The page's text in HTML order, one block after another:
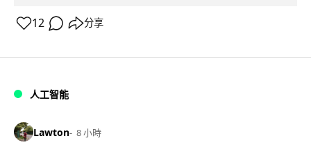
12 分享
人工智能
Lawton 8 小時